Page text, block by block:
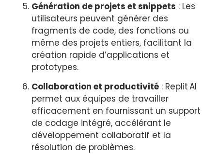
Génération de projets et snippets : Les
utilisateurs peuvent générer des
fragments de code, des fonctions ou
même des projets entiers, facilitant la
création rapide d’applications et
prototypes.
Collaboration et productivité : Replit AI
permet aux équipes de travailler
efficacement en fournissant un support
de codage intégré, accélérant le
développement collaboratif et la
résolution de problèmes.